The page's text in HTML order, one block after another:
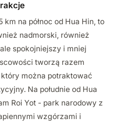
km na północ od Hua Hin, to
nadmorski, również
spokojniejszy i mniej
tworzą razem
można potraktować
Na południe od Hua
Roi Yot - park narodowy z
wzgórzami i